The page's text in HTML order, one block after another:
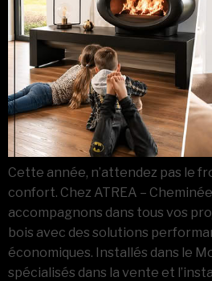
Cette année, n’attendez pas le
confort. Chez ATREA –
accompagnons dans tous vos
bois avec des solutions
économiques. Installés dans le
spécialisés dans la vente et